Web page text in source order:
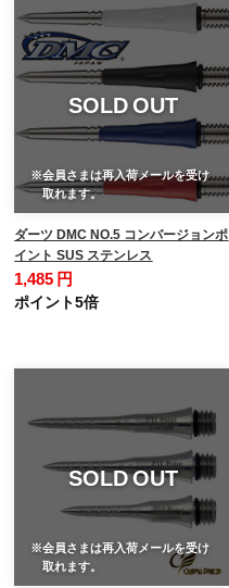
SOLD OUT
※会員さまは再入荷メールを受け
取れます。
ダーツ DMC NO.5 コンバージョンポ
イント SUS ステンレス
1,485 円
ポイント5倍
SOLD OUT
※会員さまは再入荷メールを受け
取れます。